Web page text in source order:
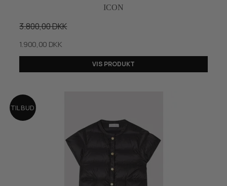
ICON
3.800,00 DKK
1.900,00 DKK
VIS PRODUKT
TILBUD